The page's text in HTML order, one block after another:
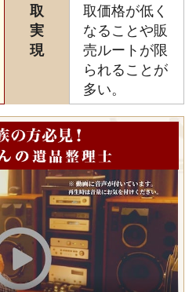
取
実
現
取価格が低く
なることや販
売ルートが限
られることが
多い。